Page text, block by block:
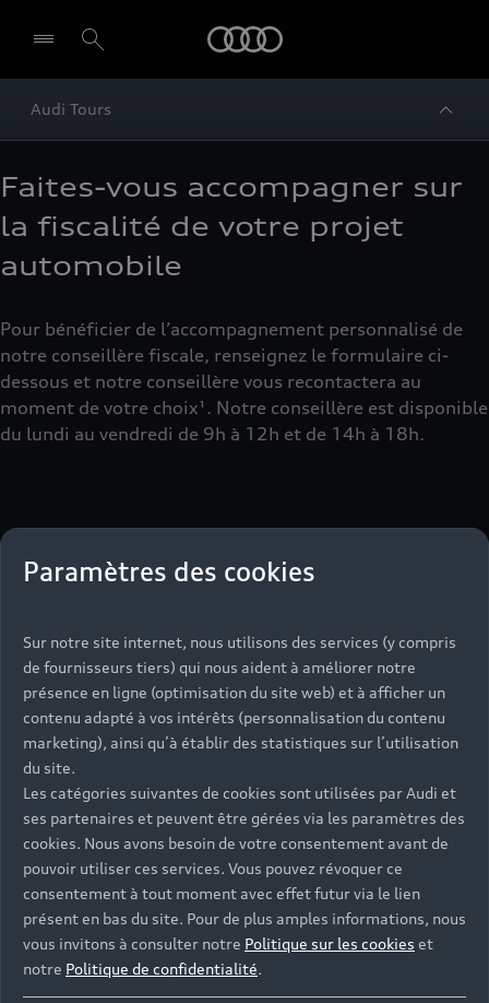
Paramètres des cookies
Sur notre site internet, nous utilisons des services (y compris
de fournisseurs tiers) qui nous aident à améliorer notre
présence en ligne (optimisation du site web) et à afficher un
contenu adapté à vos intérêts (personnalisation du contenu
marketing), ainsi qu’à établir des statistiques sur l’utilisation
du site.
Les catégories suivantes de cookies sont utilisées par Audi et
ses partenaires et peuvent être gérées via les paramètres des
cookies. Nous avons besoin de votre consentement avant de
pouvoir utiliser ces services. Vous pouvez révoquer ce
consentement à tout moment avec effet futur via le lien
présent en bas du site. Pour de plus amples informations, nous
vous invitons à consulter notre Politique sur les cookies et
notre Politique de confidentialité.
Audi Tours
Faites-vous accompagner sur
la fiscalité de votre projet
automobile
Pour bénéficier de l’accompagnement personnalisé de
notre conseillère fiscale, renseignez le formulaire ci-
dessous et notre conseillère vous recontactera au
moment de votre choix¹. Notre conseillère est disponible
du lundi au vendredi de 9h à 12h et de 14h à 18h.
¹Audi France, division de Volkswagen Group France
responsable du traitement, traite les données à caractère
personnel recueillies dans ce formulaire pour répondre à
votre demande d'information ou à votre réclamation et
nous permettre de vous recontacter conformément à
votre demande.